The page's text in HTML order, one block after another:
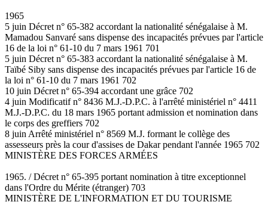
1965
5 juin Décret n° 65-382 accordant la nationalité sénégalaise à M.
Mamadou Sanvaré sans dispense des incapacités prévues par l'article
16 de la loi n° 61-10 du 7 mars 1961 701
5 juin Décret n° 65-383 accordant la nationalité sénégalaise à M.
Taïbé Siby sans dispense des incapacités prévues par l'article 16 de
la loi n° 61-10 du 7 mars 1961 702
10 juin Décret n° 65-394 accordant une grâce 702
4 juin Modificatif n° 8436 M.J.-D.P.C. à l'arrêté ministériel n° 4411
M.J.-D.P.C. du 18 mars 1965 portant admission et nomination dans
le corps des greffiers 702
8 juin Arrêté ministériel n° 8569 M.J. formant le collège des
assesseurs près la cour d'assises de Dakar pendant l'année 1965 702
MINISTÈRE DES FORCES ARMÉES
1965. / Décret n° 65-395 portant nomination à titre exceptionnel
dans l'Ordre du Mérite (étranger) 703
MINISTÈRE DE L'INFORMATION ET DU TOURISME